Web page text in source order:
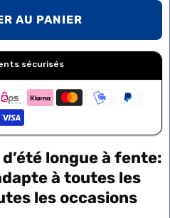
AU PANIER
sécurisés
longue à fente:
à toutes les
les occasions